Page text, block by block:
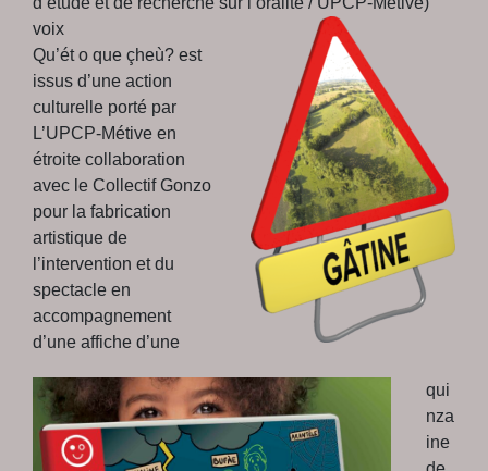
voix
Qu’ét o que çheù? est
issus d’une action
culturelle porté par
L’UPCP-Métive en
étroite collaboration
avec le Collectif Gonzo
pour la fabrication
artistique de
l’intervention et du
spectacle en
accompagnement
d’une affiche d’une
qui
nza
ine